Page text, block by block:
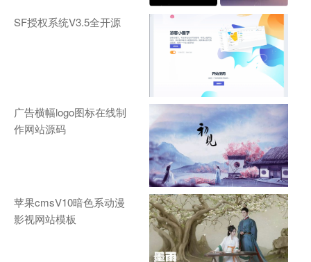
SF授权系统V3.5全开源
广告横幅logo图标在线制
作网站源码
苹果cmsV10暗色系动漫
影视网站模板